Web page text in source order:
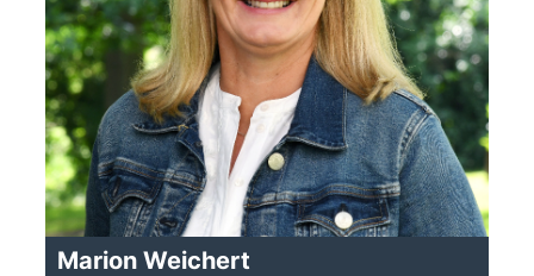
Marion Weichert